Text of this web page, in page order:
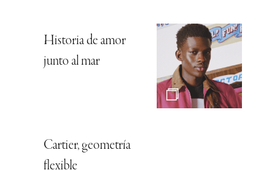
Historia de amor
junto al mar
Cartier, geometría
flexible